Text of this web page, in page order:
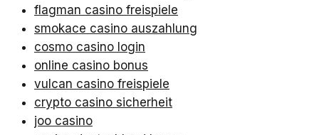
flagman casino freispiele
smokace casino auszahlung
cosmo casino login
online casino bonus
vulcan casino freispiele
crypto casino sicherheit
joo casino